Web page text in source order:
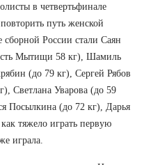
в четвертьфинале
путь женской
России стали Саян
Мытищи 58 кг), Шамиль
(до 79 кг), Сергей Рябов
Светлана Уварова (до 59
Посылкина (до 72 кг), Дарья
тяжело играть первую
играла.